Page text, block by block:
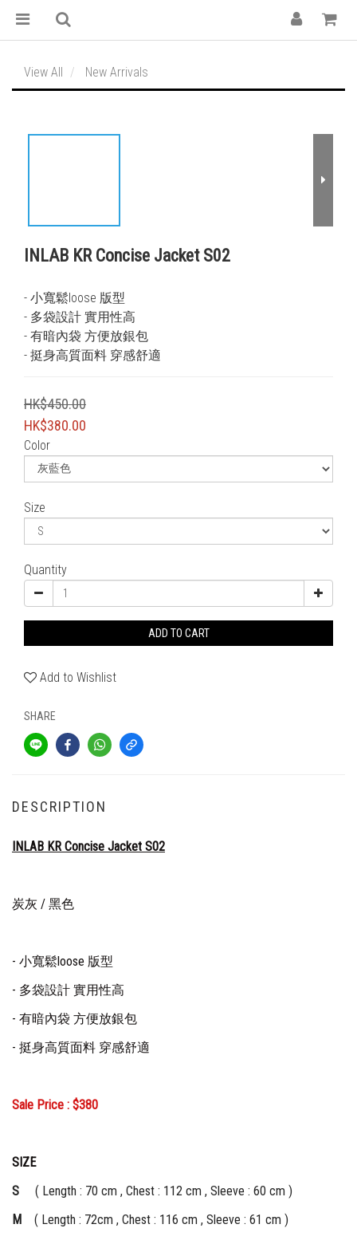
View All New Arrivals
INLAB KR Concise Jacket S02
- 小寬鬆loose 版型
- 多袋設計 實用性高
- 有暗內袋 方便放銀包
- 挺身高質面料 穿感舒適
HK$450.00
HK$380.00
Color
Size
Quantity
ADD TO CART
Add to Wishlist
SHARE
DESCRIPTION
INLAB KR Concise Jacket S02
炭灰 / 黑色
- 小寬鬆loose 版型
- 多袋設計 實用性高
- 有暗內袋 方便放銀包
- 挺身高質面料 穿感舒適
Sale Price : $380
SIZE
S ( Length : 70 cm , Chest : 112 cm , Sleeve : 60 cm )
M ( Length : 72cm , Chest : 116 cm , Sleeve : 61 cm )